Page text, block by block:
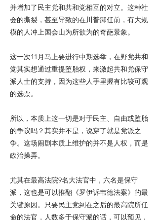
并增加了民主党和共和党相互的对立。这种社
会的撕裂，甚至导致的在川普卸任前，有大规
模的人冲上国会山为所欲为的奇葩景象。
这一次11月马上要进行中期选举，在野党共和
党其实想通过重提堕胎权，来激起共和党保守
派人士的支持，因为这些人手里握有比较可观
的选票。
所以，本质上这一切是对于民主、自由或堕胎
的争议吗？其实并不是，说穿了就是党派之
争。这场闹剧本质上维护的并不是人权，而是
政治操弄。
尤其在最高法院9名大法官中，六名是保守
派，这也是可以推翻《罗伊诉韦德法案》的最
关键原因。只要民主党到在之后的最高院所任
命的法官，人数多于保守派的话，可以预见，